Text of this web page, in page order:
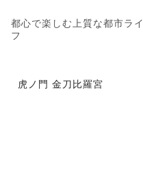
都心で楽しむ上質な都市ライ
フ
虎ノ門 金刀比羅宮